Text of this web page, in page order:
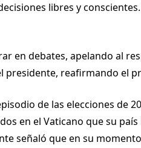
libres y
en debates, apelando al
presidente, reafirmando el
de las elecciones de
en el Vaticano que su
señaló que en su